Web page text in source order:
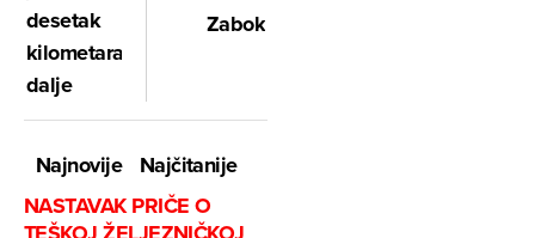
desetak
kilometara
dalje
Zabok
Najnovije
Najčitanije
NASTAVAK PRIČE O